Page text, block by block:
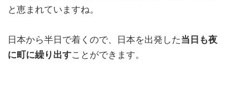
と恵まれていますね。
日本から半日で着くので、日本を出発した当日も夜
に町に繰り出すことができます。